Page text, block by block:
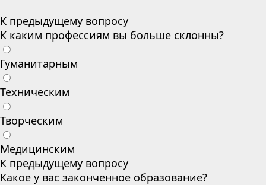
К предыдущему вопросу
К каким профессиям вы больше склонны?
Гуманитарным
Техническим
Творческим
Медицинским
К предыдущему вопросу
Какое у вас законченное образование?